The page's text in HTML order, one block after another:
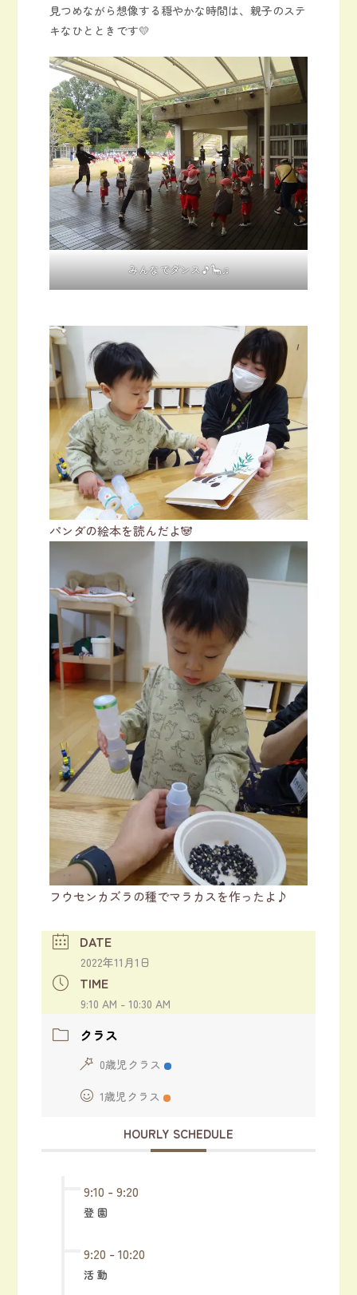
見つめながら想像する穏やかな時間は、親子のステ
キなひとときです💛
みんなでダンス🎵🦕♫
パンダの絵本を読んだよ🐼
フウセンカズラの種でマラカスを作ったよ♪
DATE
2022年11月1日
TIME
9:10 AM - 10:30 AM
クラス
0歳児クラス
1歳児クラス
HOURLY SCHEDULE
9:10 -9:20
登 園
9:20 -10:20
活 動